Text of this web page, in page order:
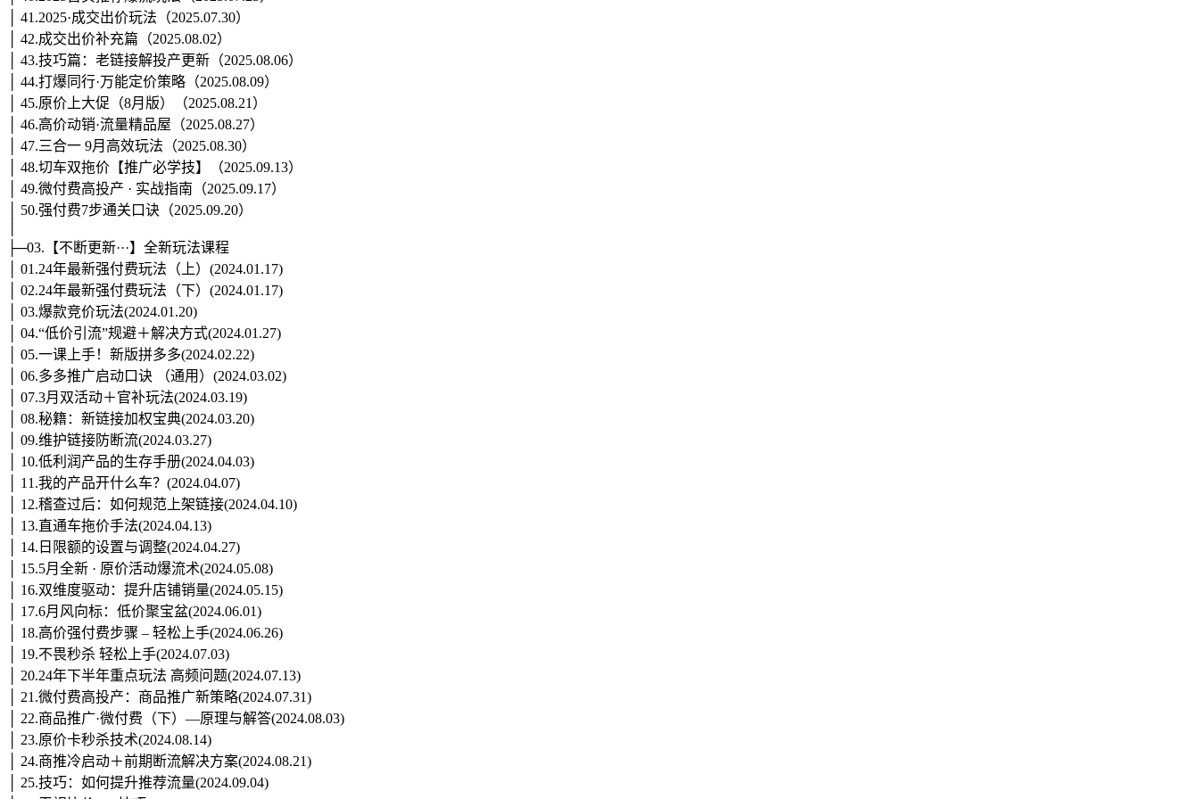
│ 41.2025·成交出价玩法（2025.07.30）
│ 42.成交出价补充篇（2025.08.02）
│ 43.技巧篇：老链接解投产更新（2025.08.06）
│ 44.打爆同行·万能定价策略（2025.08.09）
│ 45.原价上大促（8月版）（2025.08.21）
│ 46.高价动销·流量精品屋（2025.08.27）
│ 47.三合一 9月高效玩法（2025.08.30）
│ 48.切车双拖价【推广必学技】（2025.09.13）
│ 49.微付费高投产 · 实战指南（2025.09.17）
│ 50.强付费7步通关口诀（2025.09.20）
├─03.【不断更新···】全新玩法课程
│ 01.24年最新强付费玩法（上）(2024.01.17)
│ 02.24年最新强付费玩法（下）(2024.01.17)
│ 03.爆款竞价玩法(2024.01.20)
│ 04.“低价引流”规避＋解决方式(2024.01.27)
│ 05.一课上手！新版拼多多(2024.02.22)
│ 06.多多推广启动口诀 （通用）(2024.03.02)
│ 07.3月双活动＋官补玩法(2024.03.19)
│ 08.秘籍：新链接加权宝典(2024.03.20)
│ 09.维护链接防断流(2024.03.27)
│ 10.低利润产品的生存手册(2024.04.03)
│ 11.我的产品开什么车？(2024.04.07)
│ 12.稽查过后：如何规范上架链接(2024.04.10)
│ 13.直通车拖价手法(2024.04.13)
│ 14.日限额的设置与调整(2024.04.27)
│ 15.5月全新 · 原价活动爆流术(2024.05.08)
│ 16.双维度驱动：提升店铺销量(2024.05.15)
│ 17.6月风向标：低价聚宝盆(2024.06.01)
│ 18.高价强付费步骤 – 轻松上手(2024.06.26)
│ 19.不畏秒杀 轻松上手(2024.07.03)
│ 20.24年下半年重点玩法 高频问题(2024.07.13)
│ 21.微付费高投产：商品推广新策略(2024.07.31)
│ 22.商品推广·微付费（下）—原理与解答(2024.08.03)
│ 23.原价卡秒杀技术(2024.08.14)
│ 24.商推冷启动＋前期断流解决方案(2024.08.21)
│ 25.技巧：如何提升推荐流量(2024.09.04)